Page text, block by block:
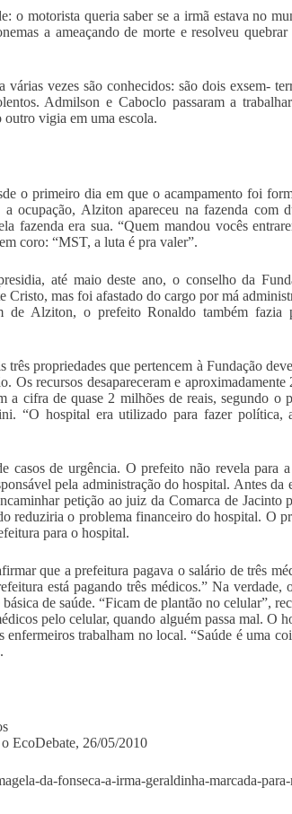
o motorista queria saber se a irmã estava no
a ameaçando de morte e resolveu
vezes são conhecidos: são dois exsem-
Admilson e Caboclo passaram a
vigia em uma escola.
o primeiro dia em que o acampamento foi
ocupação, Alziton apareceu na fazenda com
fazenda era sua. “Quem mandou vocês
coro: “MST, a luta é pra valer”.
até maio deste ano, o conselho da
mas foi afastado do cargo por má
de Alziton, o prefeito Ronaldo também fazia
três propriedades que pertencem à Fundação
Os recursos desapareceram e aproximadamente
cifra de quase 2 milhões de reais, segundo o
“O hospital era utilizado para fazer política,
casos de urgência. O prefeito não revela para
pela administração do hospital. Antes da
petição ao juiz da Comarca de Jacinto
reduziria o problema financeiro do hospital. O
para o hospital.
que a prefeitura pagava o salário de três
está pagando três médicos.” Na verdade,
de saúde. “Ficam de plantão no celular”,
pelo celular, quando alguém passa mal. O
trabalham no local. “Saúde é uma
EcoDebate, 26/05/2010
da-fonseca-a-irma-geraldinha-marcada-